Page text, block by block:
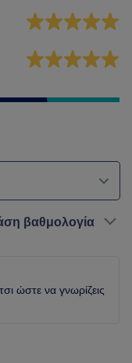
βαθμολογία
ώστε να γνωρίζεις